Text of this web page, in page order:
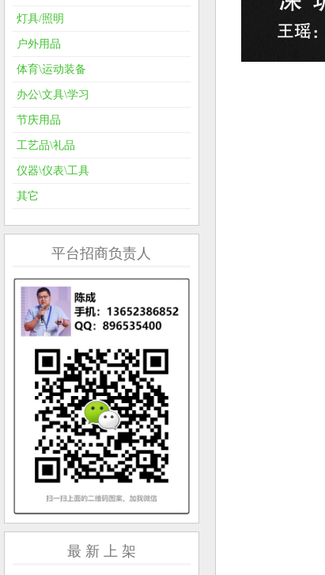
灯具/照明
户外用品
体育\运动装备
办公\文具\学习
节庆用品
工艺品\礼品
仪器\仪表\工具
其它
平台招商负责人
最 新 上 架